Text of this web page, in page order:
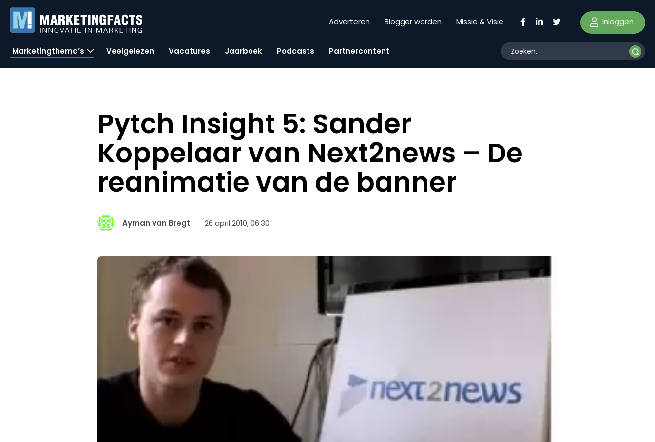
Adverteren Blogger worden Missie & Visie Inloggen
Marketingthema’s Veelgelezen Vacatures Jaarboek Podcasts Partnercontent
Pytch Insight 5: Sander
Koppelaar van Next2news – De
reanimatie van de banner
Ayman van Bregt 26 april 2010, 06:30